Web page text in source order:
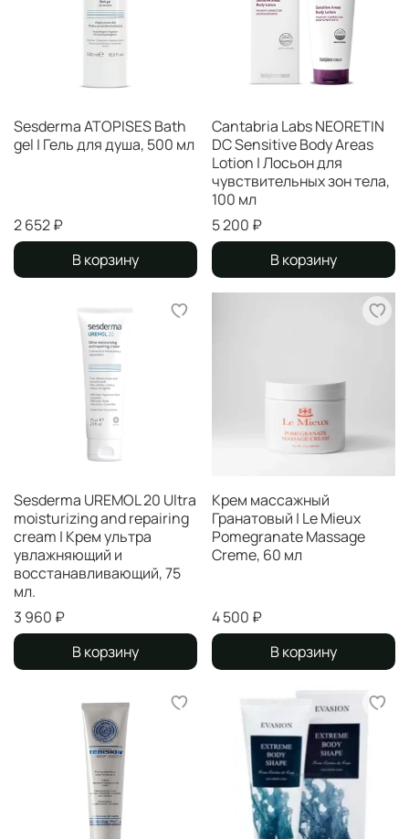
Sesderma ATOPISES Bath
gel | Гель для душа, 500 мл
2 652 ₽
В корзину
Cantabria Labs NEORETIN
DC Sensitive Body Areas
Lotion | Лосьон для
чувствительных зон тела,
100 мл
5 200 ₽
В корзину
Sesderma UREMOL 20 Ultra
moisturizing and repairing
cream | Крем ультра
увлажняющий и
восстанавливающий, 75
мл.
3 960 ₽
В корзину
Крем массажный
Гранатовый | Le Mieux
Pomegranate Massage
Creme, 60 мл
4 500 ₽
В корзину